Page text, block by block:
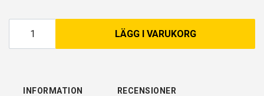
LÄGG I VARUKORG
INFORMATION RECENSIONER